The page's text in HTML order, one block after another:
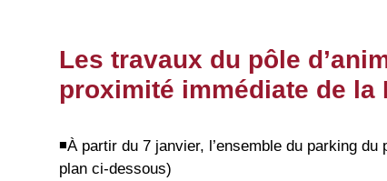
Les travaux du pôle
proximité immédiate de la
◾️À partir du 7 janvier, l’ensemble du parking
plan ci-dessous)